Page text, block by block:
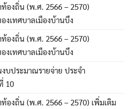
องถิ่น (พ.ศ. 2566 – 2570)
งเทศบาลเมืองบ้านบึง
องถิ่น (พ.ศ. 2566 – 2570)
งเทศบาลเมืองบ้านบึง
งบประมาณรายจ่าย ประจำ
10
งถิ่น (พ.ศ. 2566 – 2570) เพิ่มเติม